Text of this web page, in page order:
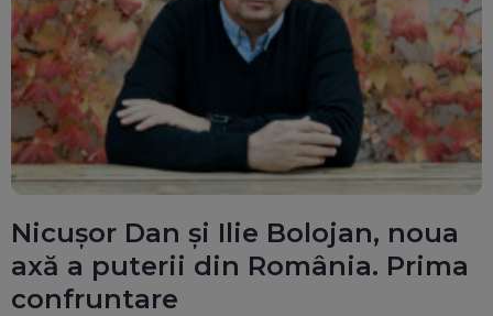
Nicușor Dan și Ilie Bolojan, noua
axă a puterii din România. Prima
confruntare